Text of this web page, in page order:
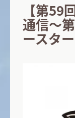
【第59
通信～
ースタ